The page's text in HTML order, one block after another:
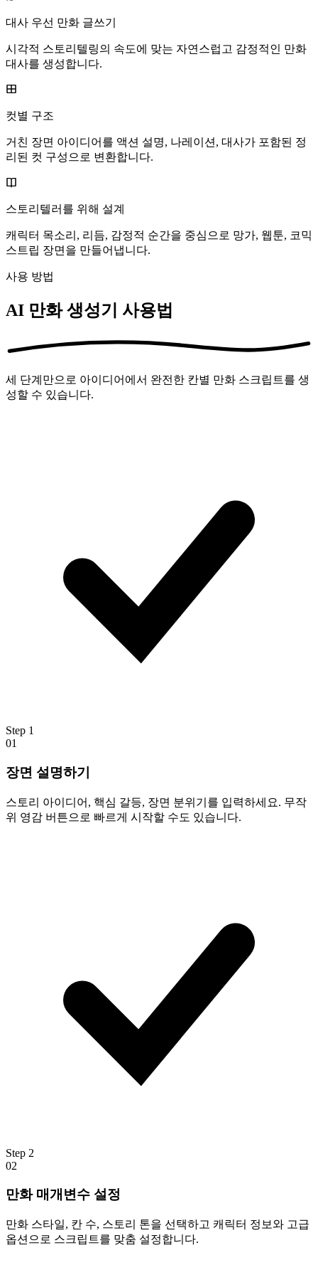
대사 우선 만화 글쓰기
시각적 스토리텔링의 속도에 맞는 자연스럽고 감정적인 만화
대사를 생성합니다.
컷별 구조
거친 장면 아이디어를 액션 설명, 나레이션, 대사가 포함된 정
리된 컷 구성으로 변환합니다.
스토리텔러를 위해 설계
캐릭터 목소리, 리듬, 감정적 순간을 중심으로 망가, 웹툰, 코믹
스트립 장면을 만들어냅니다.
사용 방법
AI 만화 생성기 사용법
세 단계만으로 아이디어에서 완전한 칸별 만화 스크립트를 생
성할 수 있습니다.
Step 1
01
장면 설명하기
스토리 아이디어, 핵심 갈등, 장면 분위기를 입력하세요. 무작
위 영감 버튼으로 빠르게 시작할 수도 있습니다.
Step 2
02
만화 매개변수 설정
만화 스타일, 칸 수, 스토리 톤을 선택하고 캐릭터 정보와 고급
옵션으로 스크립트를 맞춤 설정합니다.